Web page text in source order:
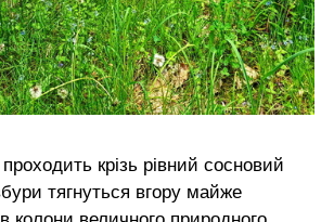
крізь рівний сосновий
тягнуться вгору майже